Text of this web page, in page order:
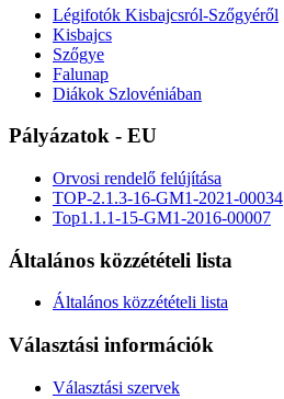
Légifotók Kisbajcsról-Szőgyéről
Kisbajcs
Szőgye
Falunap
Diákok Szlovéniában
Pályázatok - EU
Orvosi rendelő felújítása
TOP-2.1.3-16-GM1-2021-00034
Top1.1.1-15-GM1-2016-00007
Általános közzétételi lista
Általános közzétételi lista
Választási információk
Választási szervek